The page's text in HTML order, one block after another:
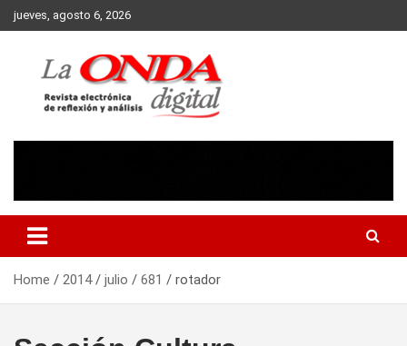
Skip
to
jueves, agosto 6, 2026
Home 2014 julio 681 rotador